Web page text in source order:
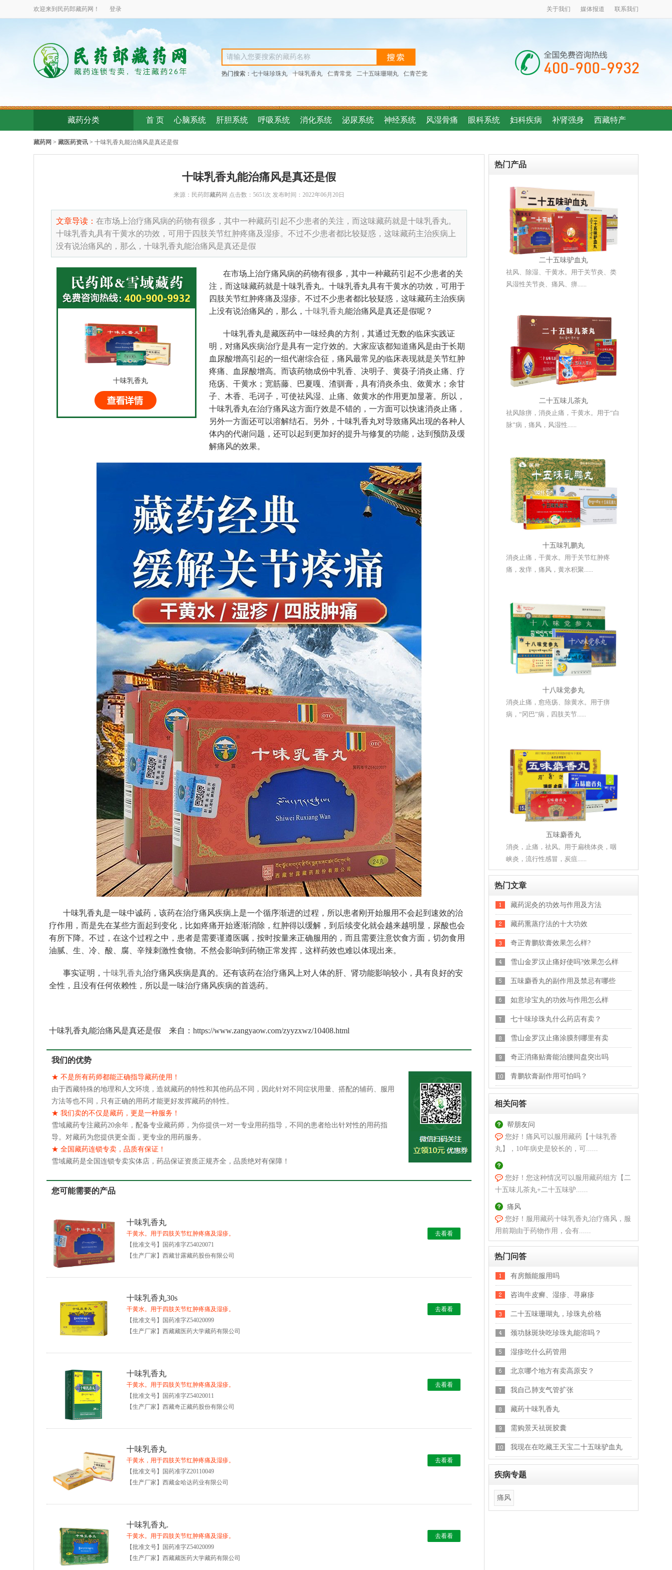
欢迎来到民药郎藏药网！ 登录 联系我们
媒体报道
关于我们
热门搜索： 七十味珍珠丸 十味乳香丸 仁青常觉 二十五味珊瑚丸 仁青芒觉
藏药分类 首 页 心脑系统 肝胆系统 呼吸系统 消化系统 泌尿系统 神经系统 风湿骨痛 眼科系统 妇科疾病 补肾强身 西藏特产
藏药网 > 藏医药资讯 > 十味乳香丸能治痛风是真还是假
十味乳香丸能治痛风是真还是假
来源：民药郎藏药网 点击数：5651次 发布时间： 2022年06月20日
文章导读： 在市场上治疗痛风病的药物有很多，其中一种藏药引起不少患者的关注，而这味藏药就是十味乳香丸。
十味乳香丸具有干黄水的功效，可用于四肢关节红肿疼痛及湿疹。不过不少患者都比较疑惑，这味藏药主治疾病上
没有说治痛风的，那么，十味乳香丸能治痛风是真还是假
十味乳香丸
在市场上治疗痛风病的药物有很多，其中一种藏药引起不少患者的关
注，而这味藏药就是十味乳香丸。十味乳香丸具有干黄水的功效，可用于
四肢关节红肿疼痛及湿疹。不过不少患者都比较疑惑，这味藏药主治疾病
上没有说治痛风的，那么， 十味乳香丸能治痛风是真还是假呢？
十味乳香丸是藏医药中一味经典的方剂，其通过无数的临床实践证
明，对痛风疾病治疗是具有一定疗效的。大家应该都知道痛风是由于长期
血尿酸增高引起的一组代谢综合征，痛风最常见的临床表现就是关节红肿
疼痛、血尿酸增高。而该药物成份中乳香、决明子、黄葵子消炎止痛、疗
疮疡、干黄水；宽筋藤、巴夏嘎、渣驯膏，具有消炎杀虫、敛黄水；余甘
子、木香、毛诃子，可使祛风湿、止痛、敛黄水的作用更加显著。所以，
十味乳香丸在治疗痛风这方面疗效是不错的，一方面可以快速消炎止痛，
另外一方面还可以溶解结石。另外，十味乳香丸对导致痛风出现的各种人
体内的代谢问题，还可以起到更加好的提升与修复的功能，达到预防及缓
解痛风的效果。
十味乳香丸是一味中诚药，该药在治疗痛风疾病上是一个循序渐进的过程，所以患者刚开始服用不会起到速效的治
疗作用，而是先在某些方面起到变化，比如疼痛开始逐渐消除，红肿得以缓解，到后续变化就会越来越明显，尿酸也会
有所下降。不过，在这个过程之中，患者是需要谨遵医嘱，按时按量来正确服用的，而且需要注意饮食方面，切勿食用
油腻、生、冷、酸、腐、辛辣刺激性食物。不然会影响到药物正常发挥，这样药效也难以体现出来。
事实证明， 十味乳香丸治疗痛风疾病是真的。还有该药在治疗痛风上对人体的肝、肾功能影响较小，具有良好的安
全性，且没有任何依赖性，所以是一味治疗痛风疾病的首选药。
十味乳香丸能治痛风是真还是假 来自：https://www.zangyaow.com/zyyzxwz/10408.html
我们的优势
★ 不是所有药师都能正确指导藏药使用！
由于西藏特殊的地理和人文环境，造就藏药的特性和其他药品不同，因此针对不同症状用量、搭配的辅药、服用
方法等也不同，只有正确的用药才能更好发挥藏药的特性。
★ 我们卖的不仅是藏药，更是一种服务！
雪域藏药专注藏药20余年，配备专业藏药师，为你提供一对一专业用药指导，不同的患者给出针对性的用药指
导。对藏药为您提供更全面，更专业的用药服务。
★ 全国藏药连锁专卖，品质有保证！
雪域藏药是全国连锁专卖实体店，药品保证资质正规齐全，品质绝对有保障！
您可能需要的产品
十味乳香丸
干黄水。用于四肢关节红肿疼痛及湿疹。
【批准文号】国药准字Z54020071
【生产厂家】西藏甘露藏药股份有限公司
去看看
十味乳香丸30s
干黄水。用于四肢关节红肿疼痛及湿疹。
【批准文号】国药准字Z54020099
【生产厂家】西藏藏医药大学藏药有限公司
去看看
十味乳香丸
干黄水。用于四肢关节红肿疼痛及湿疹。
【批准文号】国药准字Z54020011
【生产厂家】西藏奇正藏药股份有限公司
去看看
十味乳香丸
干黄水，用于四肢关节红肿疼痛及湿疹。
【批准文号】国药准字Z20110049
【生产厂家】西藏金哈达药业有限公司
去看看
十味乳香丸.
干黄水。用于四肢关节红肿疼痛及湿疹。
【批准文号】国药准字Z54020099
【生产厂家】西藏藏医药大学藏药有限公司
去看看
热门产品
二十五味驴血丸
祛风、除湿、干黄水。用于关节炎、类
风湿性关节炎、痛风、痹......
二十五味儿茶丸
祛风除痹，消炎止痛，干黄水。用于“白
脉”病，痛风，风湿性......
十五味乳鹏丸
消炎止痛，干黄水。用于关节红肿疼
痛，发痒，痛风，黄水积聚......
十八味党参丸
消炎止痛，愈疮疡、除黄水。用于痹
病，“冈巴”病，四肢关节......
五味麝香丸
消炎，止痛，祛风。用于扁桃体炎，咽
峡炎，流行性感冒，炭疽......
热门文章
藏药泥灸的功效与作用及方法
藏药熏蒸疗法的十大功效
奇正青鹏软膏效果怎么样?
雪山金罗汉止痛好使吗?效果怎么样
五味麝香丸的副作用及禁忌有哪些
如意珍宝丸的功效与作用怎么样
七十味珍珠丸什么药店有卖？
雪山金罗汉止痛涂膜剂哪里有卖
奇正消痛贴膏能治腰间盘突出吗
青鹏软膏副作用可怕吗？
相关问答
帮朋友问
您好！痛风可以服用藏药【十味乳香
丸】，10年病史是较长的，可......
您好！您这种情况可以服用藏药组方【二
十五味儿茶丸+二十五味驴......
痛风
您好！服用藏药十味乳香丸治疗痛风，服
用前期由于药物作用，会有......
热门问答
有房颤能服用吗
咨询牛皮癣、湿疹、寻麻疹
二十五味珊瑚丸，珍珠丸价格
颈功脉斑块吃珍珠丸能溶吗？
湿疹吃什么药管用
北京哪个地方有卖高原安？
我自己肺支气管扩张
藏药十味乳香丸
需购景天祛斑胶囊
我现在在吃藏王天宝二十五味驴血丸
疾病专题
痛风